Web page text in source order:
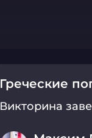
Греческие
Викторина